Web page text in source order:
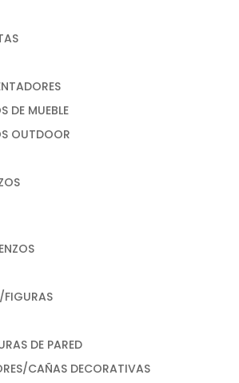
DE MUEBLE
OUTDOOR
FIGURAS
DE PARED
CAÑAS DECORATIVAS